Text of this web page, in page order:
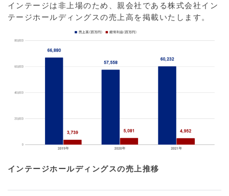
インテージは非上場のため、親会社である株式会社イン
テージホールディングスの売上高を掲載いたします。
インテージホールディングスの売上推移